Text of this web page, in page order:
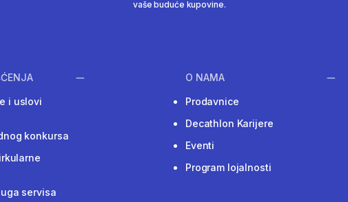
vaše buduće kupovine.
i uslovi
konkursa
servisa
O NAMA
Prodavnice
Decathlon Karijere
Eventi
Program lojalnosti